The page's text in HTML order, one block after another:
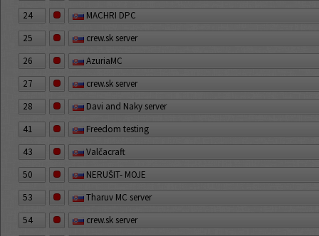
24
MACHRI DPC
25
crew.sk server
26
AzuriaMC
27
crew.sk server
28
Davi and Naky server
41
Freedom testing
43
Valčacraft
50
NERUŠIT- MOJE
53
Tharuv MC server
54
crew.sk server